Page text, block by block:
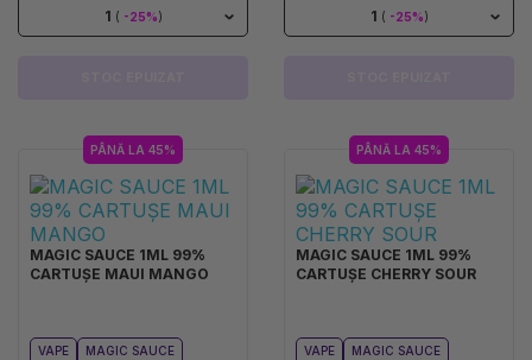
1 ( -25%) 1 ( -25%)
PÂNĂ LA 45%
MAGIC SAUCE 1ML 99%
CARTUȘE MAUI MANGO
VAPE MAGIC SAUCE
PÂNĂ LA 45%
MAGIC SAUCE 1ML 99%
CARTUȘE CHERRY SOUR
VAPE MAGIC SAUCE